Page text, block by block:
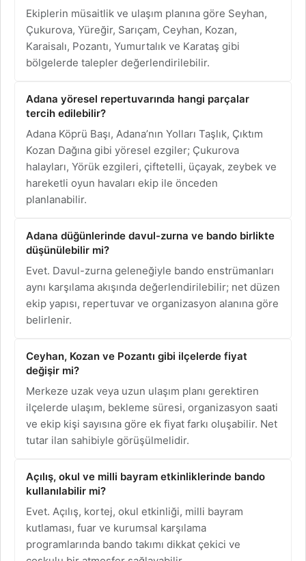
Ekiplerin müsaitlik ve ulaşım planına göre Seyhan,
Çukurova, Yüreğir, Sarıçam, Ceyhan, Kozan,
Karaisalı, Pozantı, Yumurtalık ve Karataş gibi
bölgelerde talepler değerlendirilebilir.
Adana yöresel repertuvarında hangi parçalar
tercih edilebilir?
Adana Köprü Başı, Adana’nın Yolları Taşlık, Çıktım
Kozan Dağına gibi yöresel ezgiler; Çukurova
halayları, Yörük ezgileri, çiftetelli, üçayak, zeybek ve
hareketli oyun havaları ekip ile önceden
planlanabilir.
Adana düğünlerinde davul-zurna ve bando birlikte
düşünülebilir mi?
Evet. Davul-zurna geleneğiyle bando enstrümanları
aynı karşılama akışında değerlendirilebilir; net düzen
ekip yapısı, repertuvar ve organizasyon alanına göre
belirlenir.
Ceyhan, Kozan ve Pozantı gibi ilçelerde fiyat
değişir mi?
Merkeze uzak veya uzun ulaşım planı gerektiren
ilçelerde ulaşım, bekleme süresi, organizasyon saati
ve ekip kişi sayısına göre ek fiyat farkı oluşabilir. Net
tutar ilan sahibiyle görüşülmelidir.
Açılış, okul ve milli bayram etkinliklerinde bando
kullanılabilir mi?
Evet. Açılış, kortej, okul etkinliği, milli bayram
kutlaması, fuar ve kurumsal karşılama
programlarında bando takımı dikkat çekici ve